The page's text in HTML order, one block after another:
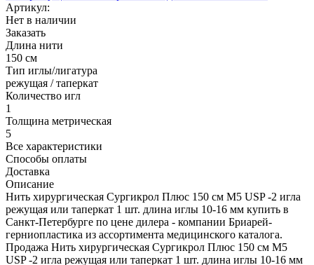
Артикул:
Нет в наличии
Заказать
Длина нити
150 см
Тип иглы/лигатура
режущая / таперкат
Количество игл
1
Толщина метрическая
5
Все характеристики
Способы оплаты
Доставка
Описание
Нить хирургическая Сургикрол Плюс 150 см М5 USP -2 игла
режущая или таперкат 1 шт. длина иглы 10-16 мм купить в
Санкт-Петербурге по цене дилера - компании Бриарей-
герниопластика из ассортимента медицинского каталога.
Продажа Нить хирургическая Сургикрол Плюс 150 см М5
USP -2 игла режущая или таперкат 1 шт. длина иглы 10-16 мм